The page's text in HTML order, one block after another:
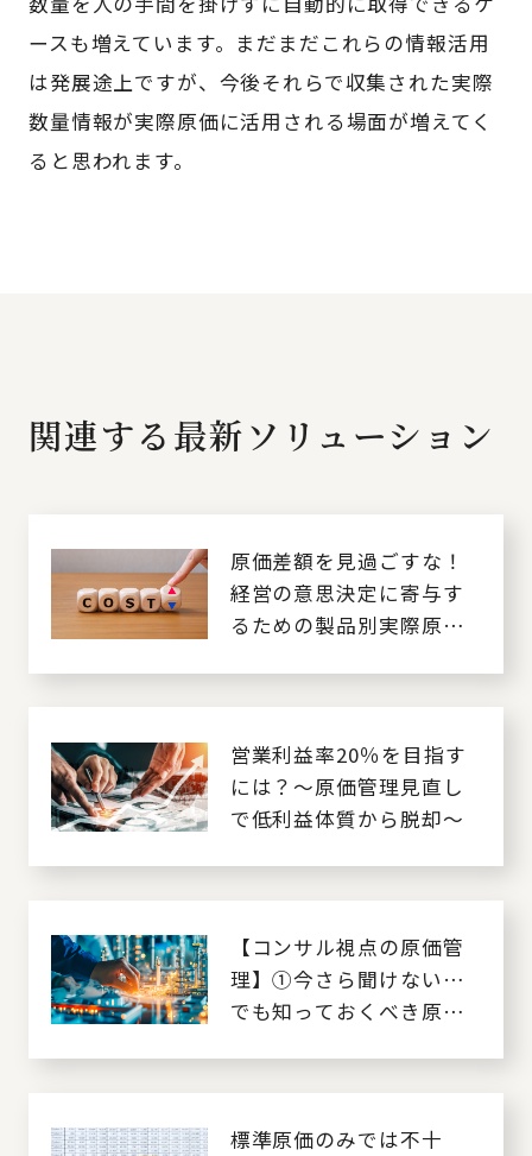
ースも増えています。まだまだこれらの情報活用
は発展途上ですが、今後それらで収集された実際
数量情報が実際原価に活用される場面が増えてく
ると思われます。
関連する最新ソリューション
原価差額を見過ごすな！
経営の意思決定に寄与す
るための製品別実際原価
営業利益率20％を目指す
には？～原価管理見直し
で低利益体質から脱却～
【コンサル視点の原価管
理】①今さら聞けない…
でも知っておくべき原価
標準原価のみでは不十